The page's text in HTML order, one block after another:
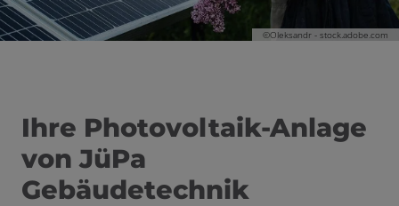
©Oleksandr - stock.adobe.com
Ihre Photovoltaik-Anlage
von JüPa
Gebäudetechnik